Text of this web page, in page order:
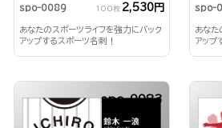
spo-0089 100枚 2,530円
あなたのスポーツライフを強力にバック
アップするスポーツ名刺！
spo-
あなた
アップ
spo-0083